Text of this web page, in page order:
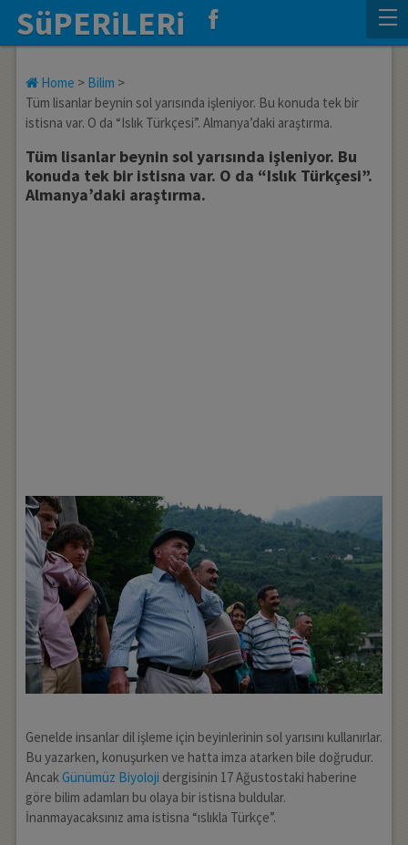
SüPERiLERi
Home > Bilim >
Tüm lisanlar beynin sol yarısında işleniyor. Bu konuda tek bir
istisna var. O da “Islık Türkçesi”. Almanya’daki araştırma.
Tüm lisanlar beynin sol yarısında işleniyor. Bu
konuda tek bir istisna var. O da “Islık Türkçesi”.
Almanya’daki araştırma.
Genelde insanlar dil işleme için beyinlerinin sol yarısını kullanırlar.
Bu yazarken, konuşurken ve hatta imza atarken bile doğrudur.
AncakGünümüz Biyoloji dergisinin 17 Ağustostaki haberine
göre bilim adamları bu olaya bir istisna buldular.
İnanmayacaksınız ama istisna “ıslıkla Türkçe”.